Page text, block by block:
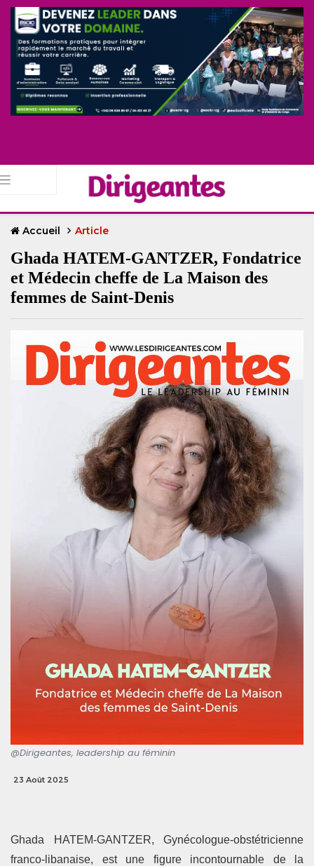
Accueil Article
Ghada HATEM-GANTZER, Fondatrice
et Médecin cheffe de La Maison des
femmes de Saint-Denis
@Dirigeantes, leadership au féminin
23 Août 2025
Ghada HATEM-GANTZER, Gynécologue-obstétricienne
franco-libanaise, est une figure incontournable de la